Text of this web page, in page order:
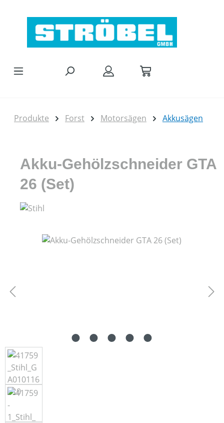
Produkte Forst Motorsägen Akkusägen
Akku-Gehölzschneider GTA
26 (Set)
Bildergalerie überspringen